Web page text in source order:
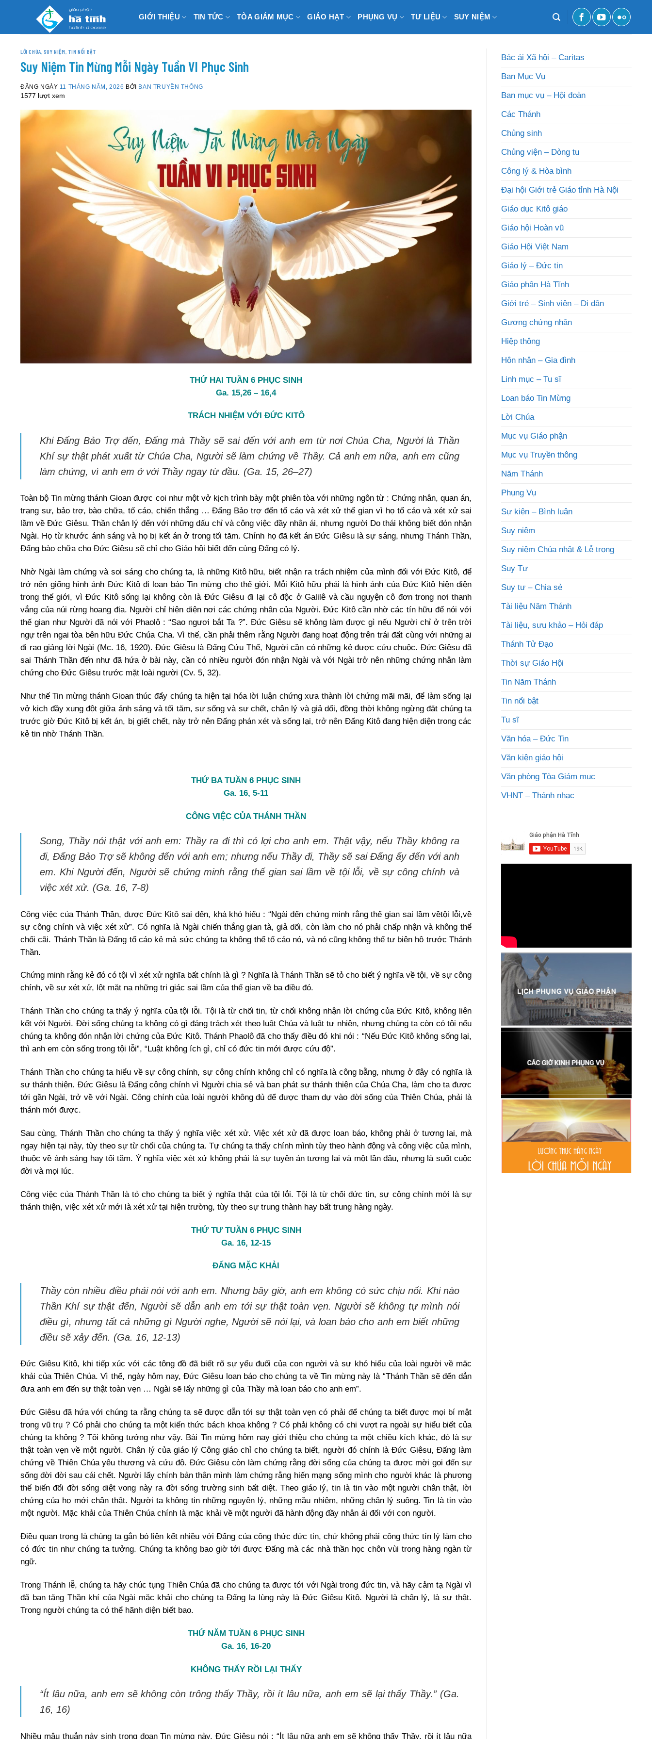
GIỚI THIỆU TIN TỨC TÒA GIÁM MỤC GIÁO HẠT PHỤNG VỤ TƯ LIỆU SUY NIỆM
LỜI CHÚA, SUY NIỆM, TIN NỔI BẬT
Suy Niệm Tin Mừng Mỗi Ngày Tuần VI Phục Sinh
ĐĂNG NGÀY 11 THÁNG NĂM, 2026 BỞI BAN TRUYỀN THÔNG
1577 lượt xem
THỨ HAI TUẦN 6 PHỤC SINH
Ga. 15,26 – 16,4
TRÁCH NHIỆM VỚI ĐỨC KITÔ
Khi Đấng Bảo Trợ đến, Đấng mà Thầy sẽ sai đến với anh em từ nơi Chúa Cha, Người là Thần
Khí sự thật phát xuất từ Chúa Cha, Người sẽ làm chứng về Thầy. Cả anh em nữa, anh em cũng
làm chứng, vì anh em ở với Thầy ngay từ đầu. (Ga. 15, 26–27)
Toàn bộ Tin mừng thánh Gioan được coi như một vở kịch trình bày một phiên tòa với những ngôn từ : Chứng nhân, quan án,
trạng sư, bảo trợ, bào chữa, tố cáo, chiến thắng … Đấng Bảo trợ đến tố cáo và xét xử thế gian vì họ tố cáo và xét xử sai
lầm về Đức Giêsu. Thần chân lý đến với những dấu chỉ và công việc đầy nhân ái, nhưng người Do thái không biết đón nhận
Ngài. Họ từ khước ánh sáng và họ bị kết án ở trong tối tăm. Chính họ đã kết án Đức Giêsu là sự sáng, nhưng Thánh Thần,
Đấng bào chữa cho Đức Giêsu sẽ chỉ cho Giáo hội biết đến cùng Đấng có lý.
Nhờ Ngài làm chứng và soi sáng cho chúng ta, là những Kitô hữu, biết nhận ra trách nhiệm của mình đối với Đức Kitô, để
trở nên giống hình ảnh Đức Kitô đi loan báo Tin mừng cho thế giới. Mỗi Kitô hữu phải là hình ảnh của Đức Kitô hiện diện
trong thế giới, vì Đức Kitô sống lại không còn là Đức Giêsu đi lại cô độc ở Galilê và cầu nguyện cô đơn trong nơi thanh
vắng của núi rừng hoang địa. Người chỉ hiện diện nơi các chứng nhân của Người. Đức Kitô cần nhờ các tín hữu để nói với
thế gian như Người đã nói với Phaolô : “Sao ngươi bắt Ta ?”. Đức Giêsu sẽ không làm được gì nếu Người chỉ ở trên trời
ngự trên ngai tòa bên hữu Đức Chúa Cha. Vì thế, cần phải thêm rằng Người đang hoạt động trên trái đất cùng với những ai
đi rao giảng lời Ngài (Mc. 16, 1920). Đức Giêsu là Đấng Cứu Thế, Người cần có những kẻ được cứu chuộc. Đức Giêsu đã
sai Thánh Thần đến như đã hứa ở bài này, cần có nhiều người đón nhận Ngài và với Ngài trở nên những chứng nhân làm
chứng cho Đức Giêsu trước mặt loài người (Cv. 5, 32).
Như thế Tin mừng thánh Gioan thúc đẩy chúng ta hiện tại hóa lời luận chứng xưa thành lời chứng mãi mãi, để làm sống lại
vở kịch đầy xung đột giữa ánh sáng và tối tăm, sự sống và sự chết, chân lý và giả dối, đồng thời không ngừng đặt chúng ta
trước giờ Đức Kitô bị kết án, bị giết chết, này trở nên Đấng phán xét và sống lại, trở nên Đấng Kitô đang hiện diện trong các
kẻ tin nhờ Thánh Thần.
THỨ BA TUẦN 6 PHỤC SINH
Ga. 16, 5-11
CÔNG VIỆC CỦA THÁNH THẦN
Song, Thầy nói thật với anh em: Thầy ra đi thì có lợi cho anh em. Thật vậy, nếu Thầy không ra
đi, Đấng Bảo Trợ sẽ không đến với anh em; nhưng nếu Thầy đi, Thầy sẽ sai Đấng ấy đến với anh
em. Khi Người đến, Người sẽ chứng minh rằng thế gian sai lầm về tội lỗi, về sự công chính và
việc xét xử. (Ga. 16, 7-8)
Công việc của Thánh Thần, được Đức Kitô sai đến, khá khó hiểu : “Ngài đến chứng minh rằng thế gian sai lầm vềtội lỗi,về
sự công chính và việc xét xử”. Có nghĩa là Ngài chiến thắng gian tà, giả dối, còn làm cho nó phải chấp nhận và không thể
chối cãi. Thánh Thần là Đấng tố cáo kẻ mà sức chúng ta không thể tố cáo nó, và nó cũng không thể tự biện hộ trước Thánh
Thần.
Chứng minh rằng kẻ đó có tội vì xét xử nghĩa bất chính là gì ? Nghĩa là Thánh Thần sẽ tỏ cho biết ý nghĩa về tội, về sự công
chính, về sự xét xử, lột mặt nạ những tri giác sai lầm của thế gian về ba điều đó.
Thánh Thần cho chúng ta thấy ý nghĩa của tội lỗi. Tội là từ chối tin, từ chối không nhận lời chứng của Đức Kitô, không liên
kết với Người. Đời sống chúng ta không có gì đáng trách xét theo luật Chúa và luật tự nhiên, nhưng chúng ta còn có tội nếu
chúng ta không đón nhận lời chứng của Đức Kitô. Thánh Phaolô đã cho thấy điều đó khi nói : “Nếu Đức Kitô không sống lại,
thì anh em còn sống trong tội lỗi”, “Luật không ích gì, chỉ có đức tin mới được cứu độ”.
Thánh Thần cho chúng ta hiểu về sự công chính, sự công chính không chỉ có nghĩa là công bằng, nhưng ở đây có nghĩa là
sự thánh thiện. Đức Giêsu là Đấng công chính vì Người chia sẻ và ban phát sự thánh thiện của Chúa Cha, làm cho ta được
tới gần Ngài, trở về với Ngài. Công chính của loài người không đủ để được tham dự vào đời sống của Thiên Chúa, phải là
thánh mới được.
Sau cùng, Thánh Thần cho chúng ta thấy ý nghĩa việc xét xử. Việc xét xử đã được loan báo, không phải ở tương lai, mà
ngay hiện tại này, tùy theo sự từ chối của chúng ta. Tự chúng ta thấy chính mình tùy theo hành động và công việc của mình,
thuộc về ánh sáng hay tối tăm. Ý nghĩa việc xét xử không phải là sự tuyên án tương lai và một lần đâu, nhưng là suốt cuộc
đời và mọi lúc.
Công việc của Thánh Thần là tỏ cho chúng ta biết ý nghĩa thật của tội lỗi. Tội là từ chối đức tin, sự công chính mới là sự
thánh thiện, việc xét xử mới là xét xử tại hiện trường, tùy theo sự trung thành hay bất trung hàng ngày.
THỨ TƯ TUẦN 6 PHỤC SINH
Ga. 16, 12-15
ĐẤNG MẶC KHẢI
Thầy còn nhiều điều phải nói với anh em. Nhưng bây giờ, anh em không có sức chịu nổi. Khi nào
Thần Khí sự thật đến, Người sẽ dẫn anh em tới sự thật toàn vẹn. Người sẽ không tự mình nói
điều gì, nhưng tất cả những gì Người nghe, Người sẽ nói lại, và loan báo cho anh em biết những
điều sẽ xảy đến. (Ga. 16, 12-13)
Đức Giêsu Kitô, khi tiếp xúc với các tông đồ đã biết rõ sự yếu đuối của con người và sự khó hiểu của loài người về mặc
khải của Thiên Chúa. Vì thế, ngày hôm nay, Đức Giêsu loan báo cho chúng ta về Tin mừng này là “Thánh Thần sẽ đến dẫn
đưa anh em đến sự thật toàn vẹn … Ngài sẽ lấy những gì của Thầy mà loan báo cho anh em”.
Đức Giêsu đã hứa với chúng ta rằng chúng ta sẽ được dẫn tới sự thật toàn vẹn có phải để chúng ta biết được mọi bí mật
trong vũ trụ ? Có phải cho chúng ta một kiến thức bách khoa không ? Có phải không có chi vượt ra ngoài sự hiểu biết của
chúng ta không ? Tôi không tưởng như vậy. Bài Tin mừng hôm nay giới thiệu cho chúng ta một chiều kích khác, đó là sự
thật toàn vẹn về một người. Chân lý của giáo lý Công giáo chỉ cho chúng ta biết, người đó chính là Đức Giêsu, Đấng làm
chứng về Thiên Chúa yêu thương và cứu độ. Đức Giêsu còn làm chứng rằng đời sống của chúng ta được mời gọi đến sự
sống đời đời sau cái chết. Người lấy chính bản thân mình làm chứng rằng hiến mạng sống mình cho người khác là phương
thế biến đổi đời sống diệt vong này ra đời sống trường sinh bất diệt. Theo giáo lý, tin là tin vào một người chân thật, lời
chứng của họ mới chân thật. Người ta không tin những nguyên lý, những mầu nhiệm, những chân lý suông. Tin là tin vào
một người. Mặc khải của Thiên Chúa chính là mặc khải về một người đã hành động đầy nhân ái đối với con người.
Điều quan trọng là chúng ta gắn bó liên kết nhiều với Đấng của công thức đức tin, chứ không phải công thức tín lý làm cho
có đức tin như chúng ta tưởng. Chúng ta không bao giờ tới được Đấng mà các nhà thần học chôn vùi trong hàng ngàn từ
ngữ.
Trong Thánh lễ, chúng ta hãy chúc tụng Thiên Chúa đã cho chúng ta được tới với Ngài trong đức tin, và hãy cảm tạ Ngài vì
đã ban tặng Thần khí của Ngài mặc khải cho chúng ta Đấng lạ lùng này là Đức Giêsu Kitô. Người là chân lý, là sự thật.
Trong người chúng ta có thể hãnh diện biết bao.
THỨ NĂM TUẦN 6 PHỤC SINH
Ga. 16, 16-20
KHÔNG THẤY RỒI LẠI THẤY
“Ít lâu nữa, anh em sẽ không còn trông thấy Thầy, rồi ít lâu nữa, anh em sẽ lại thấy Thầy.” (Ga.
16, 16)
Nhiều mâu thuẫn nảy sinh trong đoạn Tin mừng này. Đức Giêsu nói : “Ít lâu nữa anh em sẽ không thấy Thầy, rồi ít lâu nữa
Bác ái Xã hội – Caritas
Ban Mục Vụ
Ban mục vụ – Hội đoàn
Các Thánh
Chủng sinh
Chủng viện – Dòng tu
Công lý & Hòa bình
Đại hội Giới trẻ Giáo tỉnh Hà Nội
Giáo dục Kitô giáo
Giáo hội Hoàn vũ
Giáo Hội Việt Nam
Giáo lý – Đức tin
Giáo phận Hà Tĩnh
Giới trẻ – Sinh viên – Di dân
Gương chứng nhân
Hiệp thông
Hôn nhân – Gia đình
Linh mục – Tu sĩ
Loan báo Tin Mừng
Lời Chúa
Mục vụ Giáo phận
Mục vụ Truyền thông
Năm Thánh
Phụng Vụ
Sự kiện – Bình luận
Suy niệm
Suy niệm Chúa nhật & Lễ trọng
Suy Tư
Suy tư – Chia sẻ
Tài liệu Năm Thánh
Tài liệu, sưu khảo – Hỏi đáp
Thánh Tử Đạo
Thời sự Giáo Hội
Tin Năm Thánh
Tin nổi bật
Tu sĩ
Văn hóa – Đức Tin
Văn kiện giáo hội
Văn phòng Tòa Giám mục
VHNT – Thánh nhạc